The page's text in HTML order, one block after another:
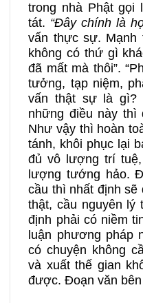
trong nhà Phật gọi
tát. “Đây chính là
vấn thực sự. Mạnh
không có thứ gì
đã mất mà thôi”.
tưởng, tạp niệm,
vấn thật sự là gì?
những điều này
Như vậy thì hoàn
tánh, khôi phục lại
đủ vô lượng trí
lượng tướng hảo.
cầu thì nhất định
thật, cầu nguyên lý
định phải có niềm
luận phương pháp
có chuyện không
và xuất thế gian
được. Đoạn văn